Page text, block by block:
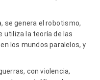
se genera el robotismo,
utiliza la teoría de las
los mundos paralelos, y
con violencia,